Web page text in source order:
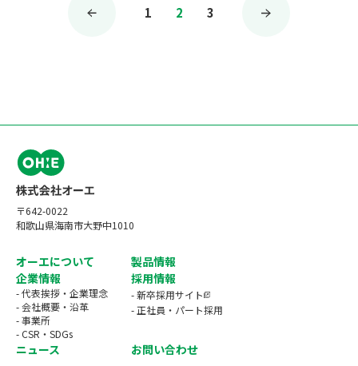
ー
ジ
送
り
1 2 3
〒642-0022
和歌山県海南市大野中1010
オーエについて
製品情報
企業情報
- 代表挨拶・企業理念
- 会社概要・沿革
- 事業所
- CSR・SDGs
採用情報
- 新卒採用サイト
- 正社員・パート採用
ニュース お問い合わせ